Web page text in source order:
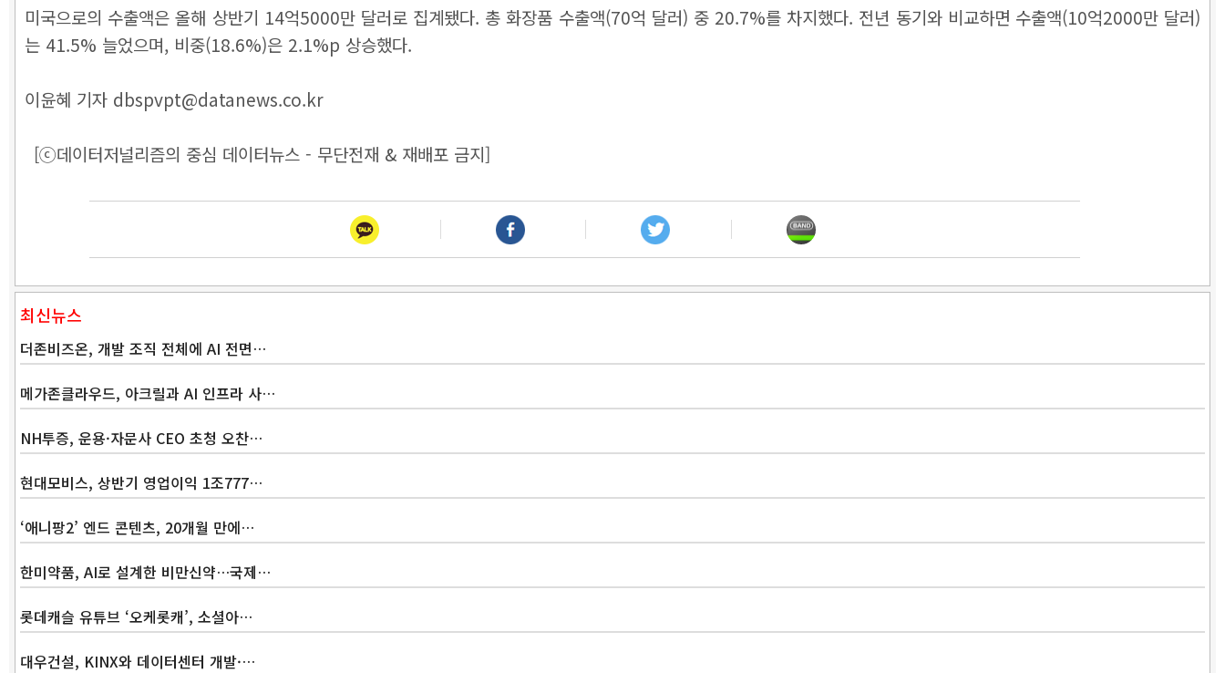
미국으로의 수출액은 올해 상반기 14억5000만 달러로 집계됐다. 총 화장품 수출액(70억 달러) 중 20.7%를 차지했다. 전년 동기와 비교하면 수출액(10억2000만 달러)
는 41.5% 늘었으며, 비중(18.6%)은 2.1%p 상승했다.
이윤혜 기자 dbspvpt@datanews.co.kr
[ⓒ데이터저널리즘의 중심 데이터뉴스 - 무단전재 & 재배포 금지]
최신뉴스
더존비즈온, 개발 조직 전체에 AI 전면…
메가존클라우드, 아크릴과 AI 인프라 사…
NH투증, 운용·자문사 CEO 초청 오찬…
현대모비스, 상반기 영업이익 1조777…
‘애니팡2’ 엔드 콘텐츠, 20개월 만에…
한미약품, AI로 설계한 비만신약…국제…
롯데캐슬 유튜브 ‘오케롯캐’, 소셜아…
대우건설, KINX와 데이터센터 개발·…